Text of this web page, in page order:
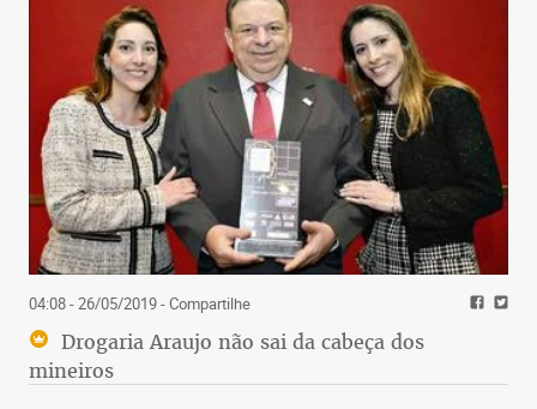
04:08 - 26/05/2019- Compartilhe
Drogaria Araujo não sai da cabeça dos
mineiros